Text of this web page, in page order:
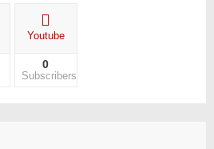
Youtube
0
Subscribers